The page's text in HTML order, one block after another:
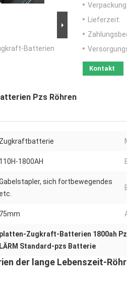
Batterien
Lieferzeit:
Kontakt
Pzs Röhren
Zugkraftbatterie
110H-1800AH
sich fortbewegendes
75mm
platten-Zugkraft-Batterien 1800ah
LÄRM Standard-pzs Batterie
der lange Lebenszeit-